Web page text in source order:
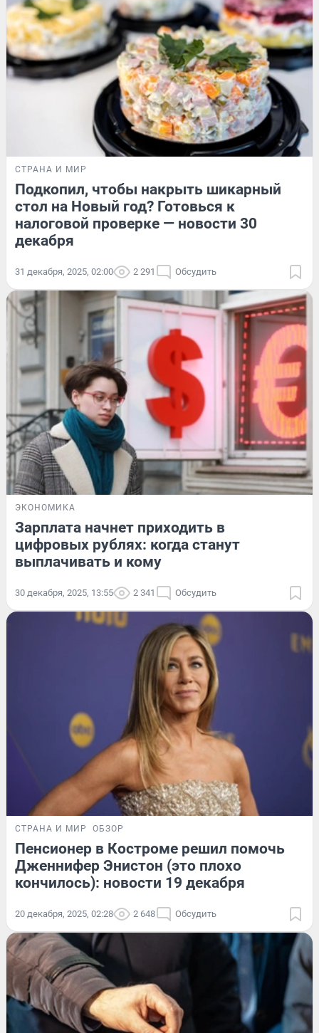
СТРАНА И МИР
Подкопил, чтобы накрыть шикарный
стол на Новый год? Готовься к
налоговой проверке — новости 30
декабря
31 декабря, 2025, 02:00 2 291 Обсудить
ЭКОНОМИКА
Зарплата начнет приходить в
цифровых рублях: когда станут
выплачивать и кому
30 декабря, 2025, 13:55 2 341 Обсудить
СТРАНА И МИР ОБЗОР
Пенсионер в Костроме решил помочь
Дженнифер Энистон (это плохо
кончилось): новости 19 декабря
20 декабря, 2025, 02:28 2 648 Обсудить